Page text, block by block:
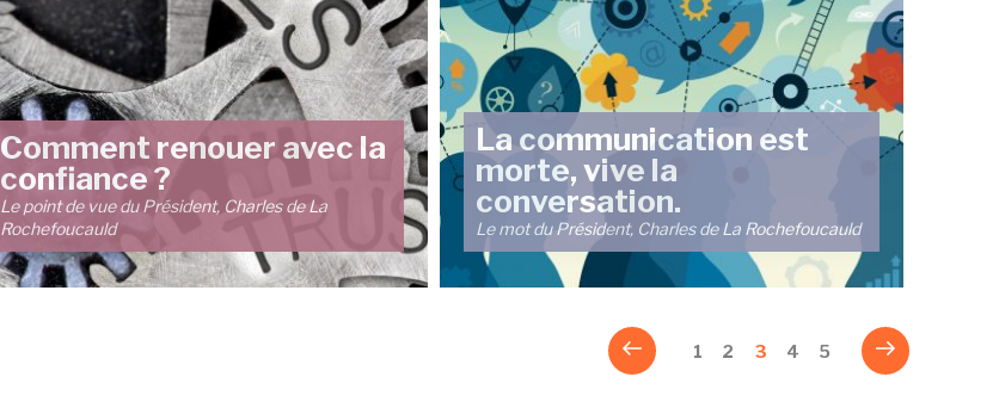
Comment renouer avec la
confiance ?
Le point de vue du Président, Charles de La
Rochefoucauld
La communication est
morte, vive la
conversation.
Le mot du Président, Charles de La Rochefoucauld
Page
précédente
Page
1 Page
2 Page
3 Page
4 Page
5
Page
suivante